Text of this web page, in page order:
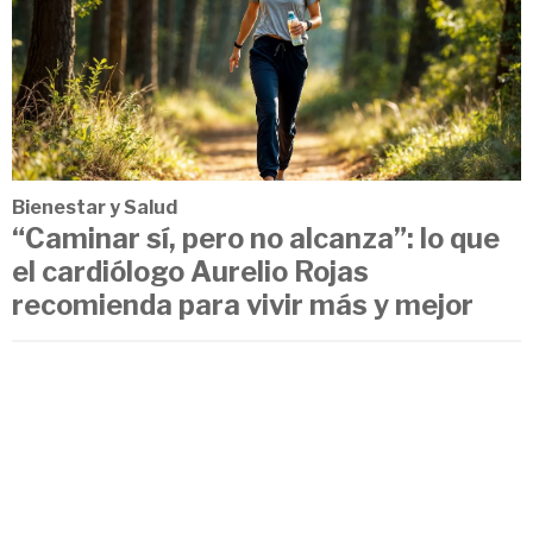
Bienestar y Salud
“Caminar sí, pero no alcanza”: lo que
el cardiólogo Aurelio Rojas
recomienda para vivir más y mejor